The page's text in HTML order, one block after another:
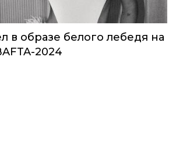
в образе белого лебедя на
2024